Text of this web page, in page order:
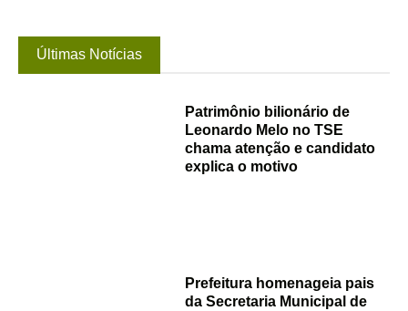
Últimas Notícias
Patrimônio bilionário de
Leonardo Melo no TSE
chama atenção e candidato
explica o motivo
Prefeitura homenageia pais
da Secretaria Municipal de